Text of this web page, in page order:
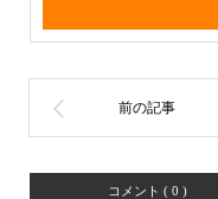
コメント ( 0 )